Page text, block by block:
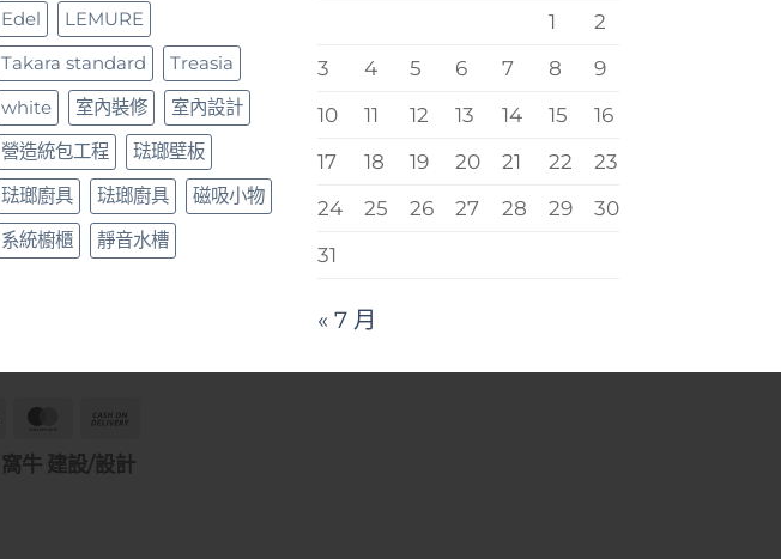
Edel
LEMURE
Takara standard
Treasia
white
室內裝修
室內設計
營造統包工程
琺瑯壁板
琺瑯廚具
琺瑯廚具
磁吸小物
系統櫥櫃
靜音水槽
1
2
3
4 5 6 7 8
9
10
11 12 13 14 15
16
17
18 19 20 21 22
23
24
25 26 27 28 29
30
31
« 7 月
窩牛 建設/設計